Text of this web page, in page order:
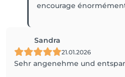
encourage
Sandra
21.01.2026
Sehr angenehme und